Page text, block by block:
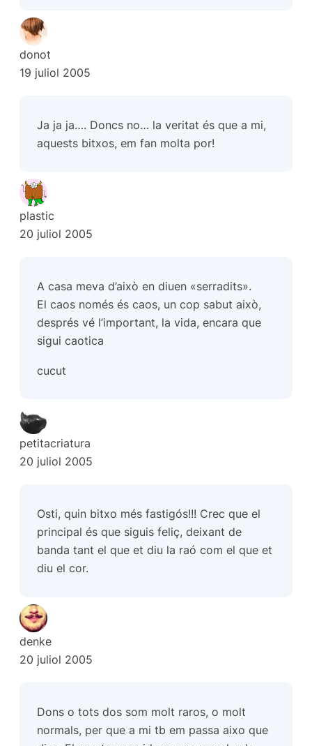
donot
19 juliol 2005
Ja ja ja…. Doncs no… la veritat és que a mi,
aquests bitxos, em fan molta por!
plastic
20 juliol 2005
A casa meva d’això en diuen «serradits».
El caos només és caos, un cop sabut això,
després vé l’important, la vida, encara que
sigui caotica
cucut
petitacriatura
20 juliol 2005
Osti, quin bitxo més fastigós!!! Crec que el
principal és que siguis feliç, deixant de
banda tant el que et diu la raó com el que et
diu el cor.
denke
20 juliol 2005
Dons o tots dos som molt raros, o molt
normals, per que a mi tb em passa aixo que